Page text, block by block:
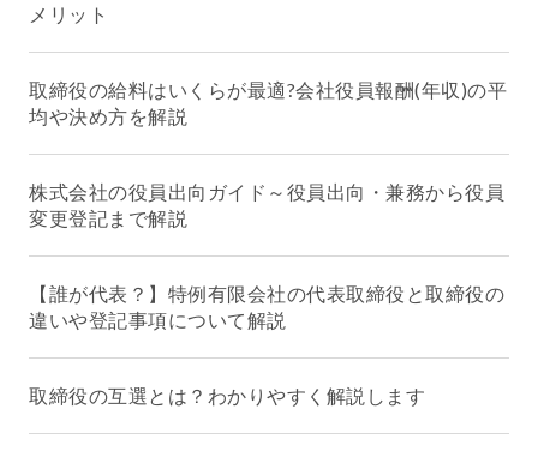
メリット
取締役の給料はいくらが最適?会社役員報酬(年収)の平
均や決め方を解説
株式会社の役員出向ガイド～役員出向・兼務から役員
変更登記まで解説
【誰が代表？】特例有限会社の代表取締役と取締役の
違いや登記事項について解説
取締役の互選とは？わかりやすく解説します